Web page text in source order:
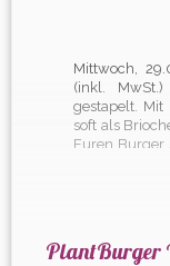
Mittwoch,
(inkl.
gestapelt. Mit
soft als
Euren
PlantBurger